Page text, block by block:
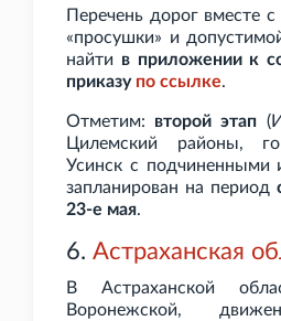
Перечень дорог вместе с
«просушки» и
найти в приложении к
приказу по ссылке.
Отметим: второй этап
Цилемский районы,
Усинск с подчиненными
запланирован на период
23-е мая.
6. Астраханская
В Астраханской
Воронежской,